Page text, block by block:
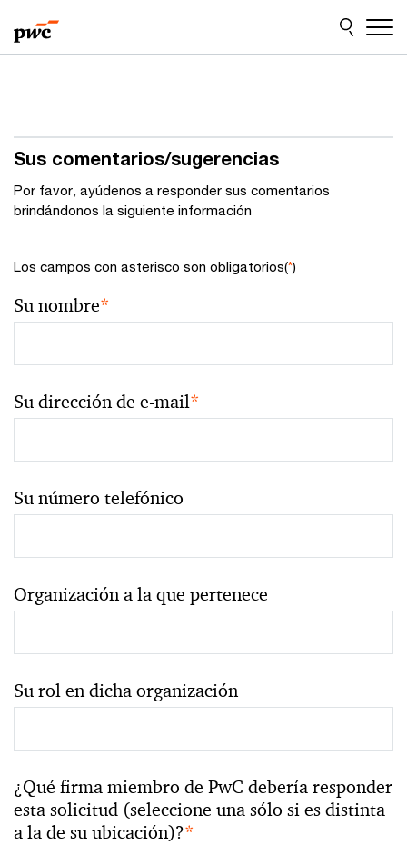
to
content
to
footer
Sus comentarios/sugerencias
Por favor, ayúdenos a responder sus comentarios
brindándonos la siguiente información
Los campos con asterisco son obligatorios(*)
Su nombre*
Su dirección de e-mail*
Su número telefónico
Organización a la que pertenece
Su rol en dicha organización
¿Qué firma miembro de PwC debería responder
esta solicitud (seleccione una sólo si es distinta
a la de su ubicación)?*